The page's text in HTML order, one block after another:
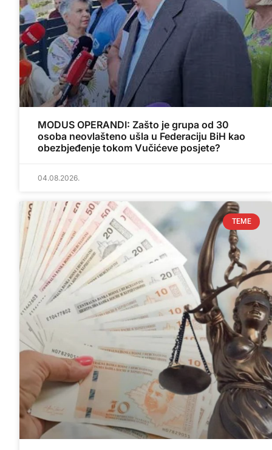
MODUS OPERANDI: Zašto je grupa od 30
osoba neovlašteno ušla u Federaciju BiH kao
obezbjeđenje tokom Vučićeve posjete?
04.08.2026.
TEME